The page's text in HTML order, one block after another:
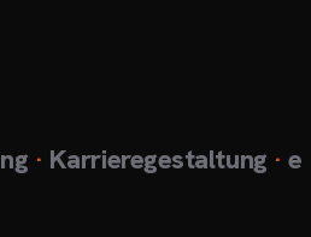
· Karrieregestaltung·